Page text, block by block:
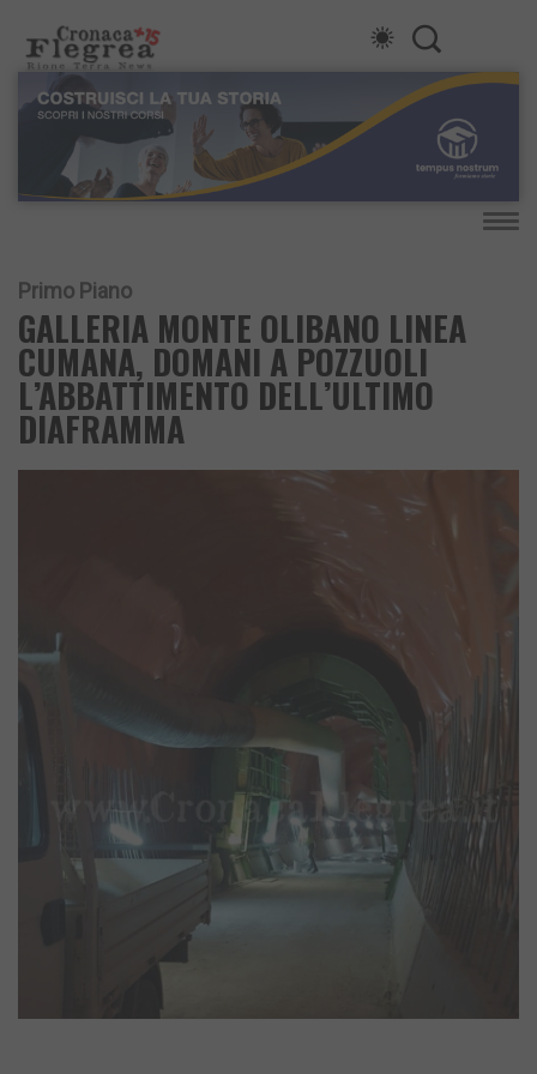
Primo Piano
GALLERIA MONTE OLIBANO LINEA
CUMANA, DOMANI A POZZUOLI
L’ABBATTIMENTO DELL’ULTIMO
DIAFRAMMA